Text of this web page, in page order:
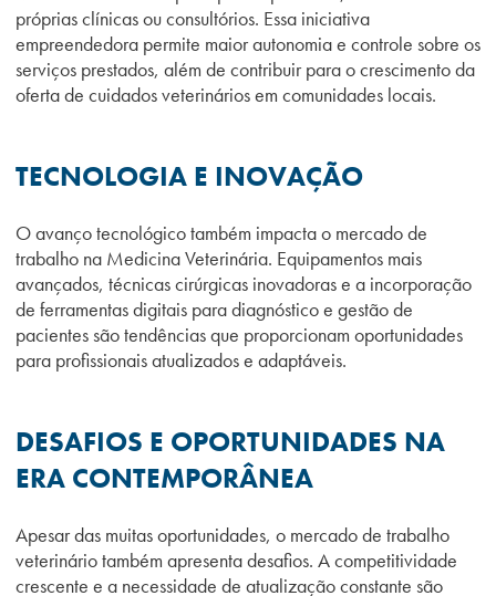
próprias clínicas ou consultórios. Essa iniciativa
empreendedora permite maior autonomia e controle sobre os
serviços prestados, além de contribuir para o crescimento da
oferta de cuidados veterinários em comunidades locais.
TECNOLOGIA E INOVAÇÃO
O avanço tecnológico também impacta o mercado de
trabalho na Medicina Veterinária. Equipamentos mais
avançados, técnicas cirúrgicas inovadoras e a incorporação
de ferramentas digitais para diagnóstico e gestão de
pacientes são tendências que proporcionam oportunidades
para profissionais atualizados e adaptáveis.
DESAFIOS E OPORTUNIDADES NA
ERA CONTEMPORÂNEA
Apesar das muitas oportunidades, o mercado de trabalho
veterinário também apresenta desafios. A competitividade
crescente e a necessidade de atualização constante são